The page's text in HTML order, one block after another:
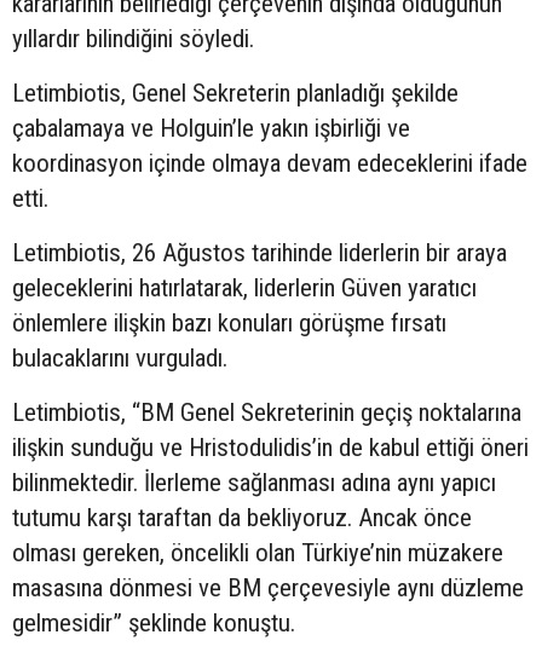
yıllardır bilindiğini söyledi.
Letimbiotis, Genel Sekreterin planladığı şekilde
çabalamaya ve Holguin’le yakın işbirliği ve
koordinasyon içinde olmaya devam edeceklerini ifade
etti.
Letimbiotis, 26 Ağustos tarihinde liderlerin bir araya
geleceklerini hatırlatarak, liderlerin Güven yaratıcı
önlemlere ilişkin bazı konuları görüşme fırsatı
bulacaklarını vurguladı.
Letimbiotis, “BM Genel Sekreterinin geçiş noktalarına
ilişkin sunduğu ve Hristodulidis’in de kabul ettiği öneri
bilinmektedir. İlerleme sağlanması adına aynı yapıcı
tutumu karşı taraftan da bekliyoruz. Ancak önce
olması gereken, öncelikli olan Türkiye’nin müzakere
masasına dönmesi ve BM çerçevesiyle aynı düzleme
gelmesidir” şeklinde konuştu.